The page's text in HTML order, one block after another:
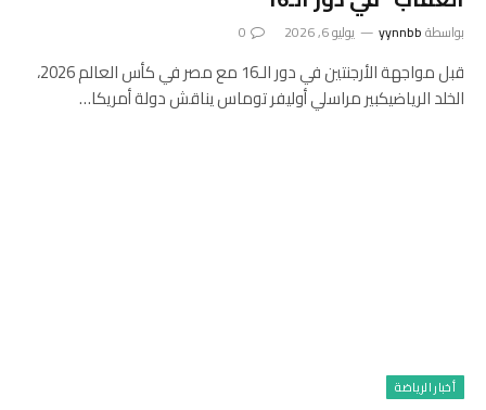
بواسطةyynnbb يوليو 6, 2026 0
قبل مواجهة الأرجنتين في دور الـ16 مع مصر في كأس العالم 2026،
الخلد الرياضيكبير مراسلي أوليفر توماس يناقش دولة أمريكا…
أخبار الرياضة